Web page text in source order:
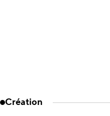
Création